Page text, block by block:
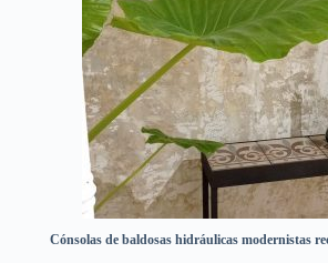
Cónsolas de baldosas hidráulicas modernistas